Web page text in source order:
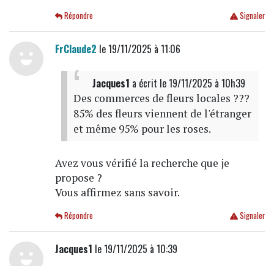
Signaler
Répondre
FrClaude2 le 19/11/2025 à 11:06
Jacques1 a écrit le 19/11/2025 à 10h39
Des commerces de fleurs locales ???
85% des fleurs viennent de l'étranger
et même 95% pour les roses.
Avez vous vérifié la recherche que je
propose ?
Vous affirmez sans savoir.
Signaler
Répondre
Jacques1 le 19/11/2025 à 10:39